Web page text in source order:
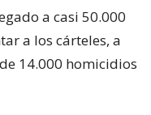
a casi 50.000
a los cárteles, a
14.000 homicidios